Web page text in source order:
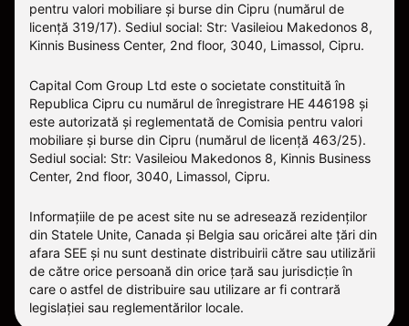
pentru valori mobiliare și burse din Cipru (numărul de
licență 319/17). Sediul social: Str: Vasileiou Makedonos 8,
Kinnis Business Center, 2nd floor, 3040, Limassol, Cipru.
Capital Com Group Ltd este o societate constituită în
Republica Cipru cu numărul de înregistrare ΗΕ 446198 și
este autorizată și reglementată de Comisia pentru valori
mobiliare și burse din Cipru (numărul de licență 463/25).
Sediul social: Str: Vasileiou Makedonos 8, Kinnis Business
Center, 2nd floor, 3040, Limassol, Cipru.
Informațiile de pe acest site nu se adresează rezidenților
din Statele Unite, Canada și Belgia sau oricărei alte țări din
afara SEE și nu sunt destinate distribuirii către sau utilizării
de către orice persoană din orice țară sau jurisdicție în
care o astfel de distribuire sau utilizare ar fi contrară
legislației sau reglementărilor locale.